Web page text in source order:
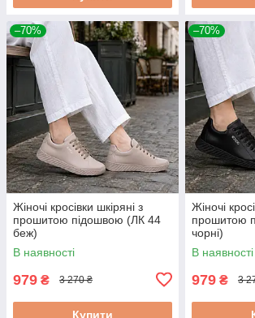
–70%
Жіночі кросівки шкіряні з
прошитою підошвою (ЛК 44
беж)
В наявності
979 ₴ 3 270 ₴
Купити
–70%
Жіночі
прошитою
чорні)
В наявності
979 ₴ 3